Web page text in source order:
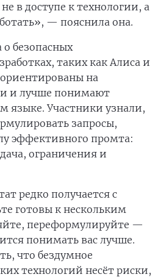
в доступе к технологии, а
— пояснила она.
о безопасных
таких как Алиса и
на
и лучше понимают
языке. Участники узнали,
запросы,
эффективного промта:
ограничения и
редко получается с
готовы к нескольким
переформулируйте —
понимать вас лучше.
что бездумное
технологий несёт риски,